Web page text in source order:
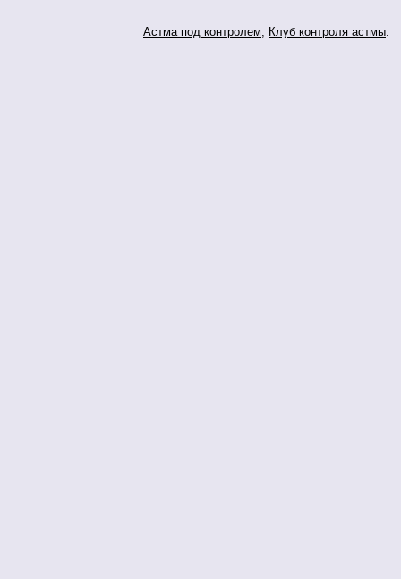
Астма под контролем, Клуб контроля астмы.